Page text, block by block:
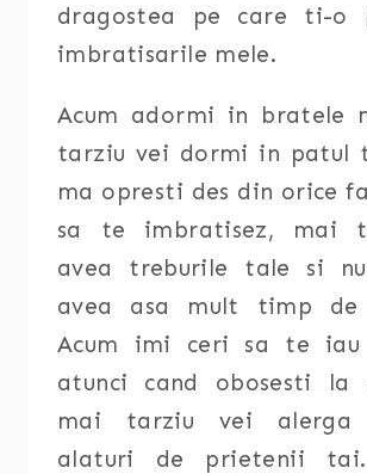
dragostea pe care ti-o
imbratisarile mele.
Acum adormi in bratele
tarziu vei dormi in patul
ma opresti des din orice
sa te imbratisez, mai
avea treburile tale si
avea asa mult timp de
Acum imi ceri sa te
atunci cand obosesti la
mai tarziu vei alerga
alaturi de prietenii